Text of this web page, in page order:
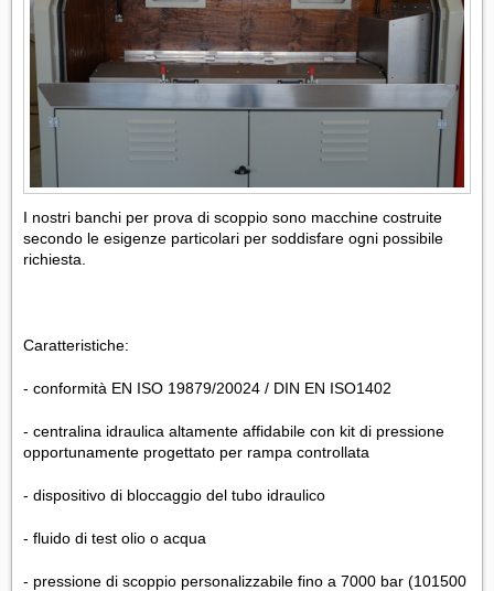
I nostri banchi per prova di scoppio sono macchine costruite
secondo le esigenze particolari per soddisfare ogni possibile
richiesta.
Caratteristiche:
- conformità EN ISO 19879/20024 / DIN EN ISO1402
- centralina idraulica altamente affidabile con kit di pressione
opportunamente progettato per rampa controllata
- dispositivo di bloccaggio del tubo idraulico
- fluido di test olio o acqua
- pressione di scoppio personalizzabile fino a 7000 bar (101500